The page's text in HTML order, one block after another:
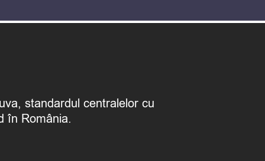
standardul centralelor cu
în România.